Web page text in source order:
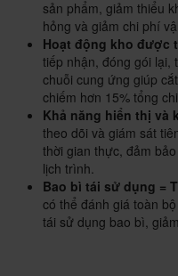
sản phẩm, giảm thiểu
hỏng và giảm chi phí
Hoạt động kho được
tiếp nhận, đóng gói lại,
chuỗi cung ứng giúp
chiếm hơn 15% tổng
Khả năng hiển thị và
theo dõi và giám sát
thời gian thực, đảm
lịch trình.
Bao bì tái sử dụng =
có thể đánh giá toàn
tái sử dụng bao bì,